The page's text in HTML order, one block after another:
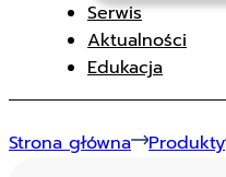
Serwis
Aktualności
Edukacja
Strona główna Produkty